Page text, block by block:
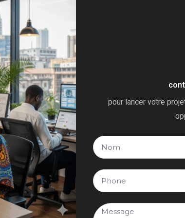
pour lancer votre
F
u
l
a
T
é
T